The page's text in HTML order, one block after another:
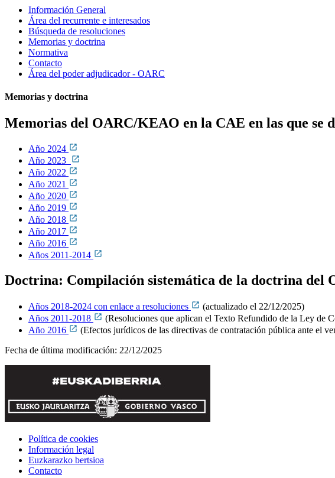
Información General
Área del recurrente e interesados
Búsqueda de resoluciones
Memorias y doctrina
Normativa
Contacto
Área del poder adjudicador - OARC
Memorias y doctrina
Memorias del OARC/KEAO en la CAE en las que se
Año 2024
Año 2023
Año 2022
Año 2021
Año 2020
Año 2019
Año 2018
Año 2017
Año 2016
Años 2011-2014
Doctrina: Compilación sistemática de la doctrina del
Años 2018-2024 con enlace a resoluciones
(actualizado el 22/12/2025)
Años 2011-2018
(Resoluciones que aplican el Texto Refundido de la Ley de
Año 2016
(Efectos jurídicos de las directivas de contratación pública ante el
Fecha de última modificación: 22/12/2025
Política de cookies
Información legal
Euzkarazko bertsioa
Contacto